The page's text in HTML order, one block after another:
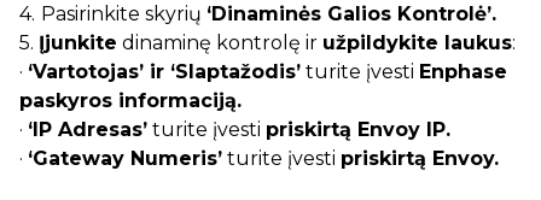
4. Pasirinkite skyrių ‘Dinaminės Galios Kontrolė’.
5. Įjunkite dinaminę kontrolę ir užpildykite laukus:
· ‘Vartotojas’ ir ‘Slaptažodis’ turite įvesti Enphase
paskyros informaciją.
· ‘IP Adresas’ turite įvesti priskirtą Envoy IP.
· ‘Gateway Numeris’ turite įvesti priskirtą Envoy.